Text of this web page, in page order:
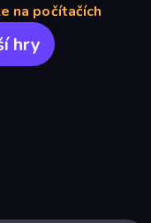
na počítačích
hry